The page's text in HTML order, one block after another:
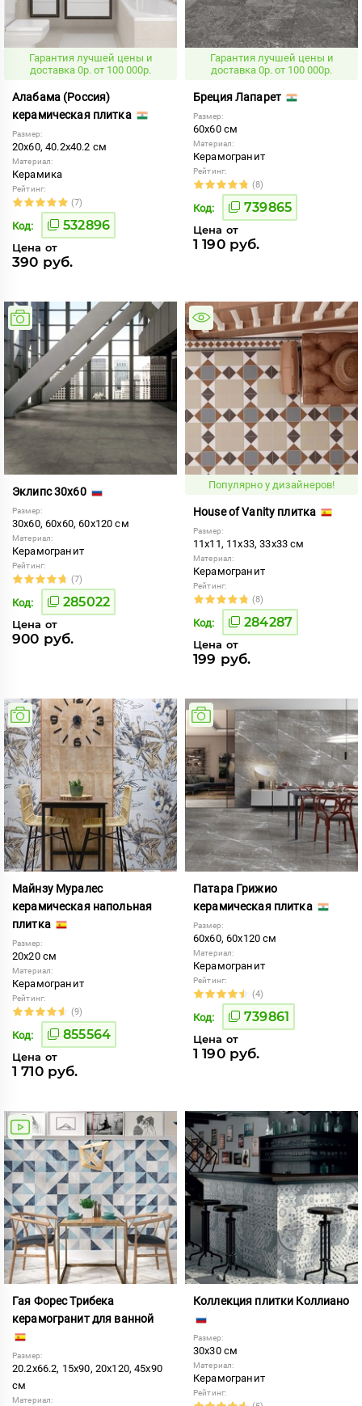
Гарантия лучшей цены и
доставка 0р. от 100 000р.
Алабама (Россия)
керамическая плитка
Размер:
20x60, 40.2x40.2 см
Материал:
Керамика
Рейтинг:
(7)
Код: 532896
Цена от
390 руб.
Гарантия лучшей цены и
доставка 0р. от 100 000р.
Бреция Лапарет
Размер:
60x60 см
Материал:
Керамогранит
Рейтинг:
(8)
Код: 739865
Цена от
1 190 руб.
Эклипс 30x60
Размер:
30x60, 60x60, 60x120 см
Материал:
Керамогранит
Рейтинг:
(7)
Код: 285022
Цена от
900 руб.
Популярно у дизайнеров!
House of Vanity плитка
Размер:
11x11, 11x33, 33x33 см
Материал:
Керамогранит
Рейтинг:
(8)
Код: 284287
Цена от
199 руб.
Майнзу Муралес
керамическая напольная
плитка
Размер:
20x20 см
Материал:
Керамогранит
Рейтинг:
(9)
Код: 855564
Цена от
1 710 руб.
Патара Грижио
керамическая плитка
Размер:
60x60, 60x120 см
Материал:
Керамогранит
Рейтинг:
(4)
Код: 739861
Цена от
1 190 руб.
Гая Форес Трибека
керамогранит для ванной
Размер:
20.2x66.2, 15x90, 20x120, 45x90
см
Материал:
Коллекция плитки Коллиано
Размер:
30x30 см
Материал:
Керамогранит
Рейтинг: